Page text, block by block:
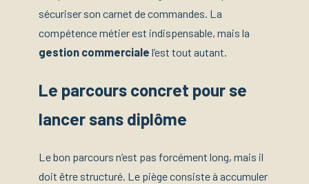
sécuriser son carnet de commandes. La
compétence métier est indispensable, mais la
gestion commerciale l’est tout autant.
Le parcours concret pour se
lancer sans diplôme
Le bon parcours n’est pas forcément long, mais il
doit être structuré. Le piège consiste à accumuler